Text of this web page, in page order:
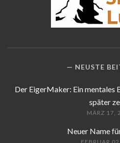
NEUSTE
Der EigerMaker: Ein mentales
später
MÄRZ 17,
Neuer Name
FEBRUAR